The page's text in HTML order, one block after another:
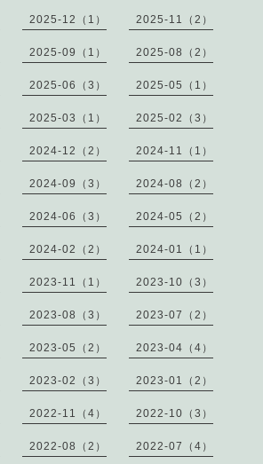
2025-12（1） 2025-11（2）
2025-09（1） 2025-08（2）
2025-06（3） 2025-05（1）
2025-03（1） 2025-02（3）
2024-12（2） 2024-11（1）
2024-09（3） 2024-08（2）
2024-06（3） 2024-05（2）
2024-02（2） 2024-01（1）
2023-11（1） 2023-10（3）
2023-08（3） 2023-07（2）
2023-05（2） 2023-04（4）
2023-02（3） 2023-01（2）
2022-11（4） 2022-10（3）
2022-08（2） 2022-07（4）